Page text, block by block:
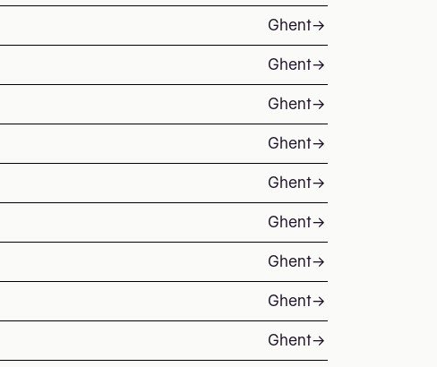
Ghent→
Ghent→
Ghent→
Ghent→
Ghent→
Ghent→
Ghent→
Ghent→
Ghent→